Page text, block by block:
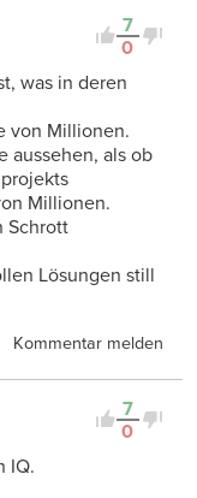
7
0
was in deren
von Millionen.
aussehen, als ob
Millionen.
Schrott
Lösungen still
Kommentar melden
7
0
IQ.